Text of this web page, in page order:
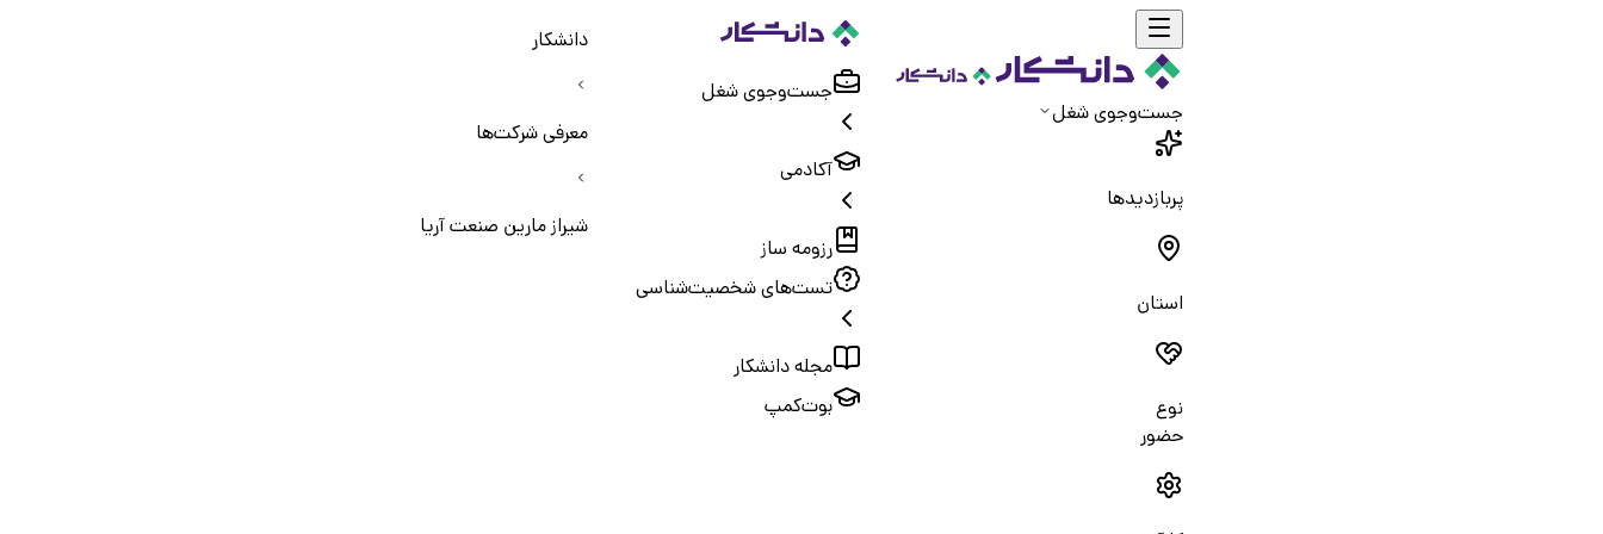
جست‌و‌جوی شغل
پربازدیدها
استان
نوع
حضور
جست‌و‌جوی شغل
آکادمی
رزومه ساز
تست‌های شخصیت‌شناسی
مجله دانشکار
بوت‌کمپ
دانشکار
معرفی شرکت‌ها
شیراز مارین صنعت آریا